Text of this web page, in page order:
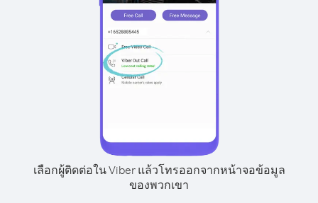
เลือกผู้ติดต่อใน Viber แล้วโทรออกจากหน้าจอข้อมูล
ของพวกเขา